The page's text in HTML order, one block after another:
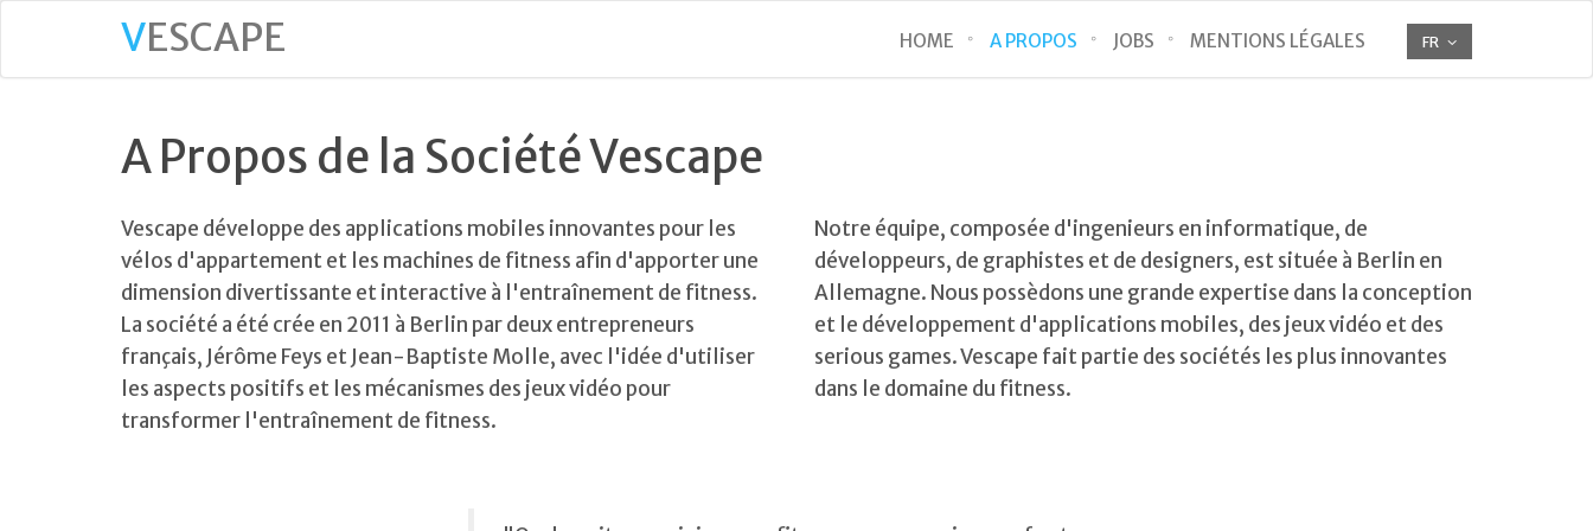
VESCAPE FR
HOME A PROPOS JOBS MENTIONS LÉGALES
A Propos de la Société Vescape
Vescape développe des applications mobiles innovantes pour les
vélos d'appartement et les machines de fitness afin d'apporter une
dimension divertissante et interactive à l'entraînement de fitness.
La société a été crée en 2011 à Berlin par deux entrepreneurs
français, Jérôme Feys et Jean-Baptiste Molle, avec l'idée d'utiliser
les aspects positifs et les mécanismes des jeux vidéo pour
transformer l'entraînement de fitness.
Notre équipe, composée d'ingenieurs en informatique, de
développeurs, de graphistes et de designers, est située à Berlin en
Allemagne. Nous possèdons une grande expertise dans la conception
et le développement d'applications mobiles, des jeux vidéo et des
serious games. Vescape fait partie des sociétés les plus innovantes
dans le domaine du fitness.